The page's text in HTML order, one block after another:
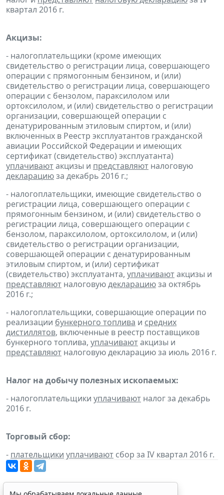
квартал 2016 г.
Акцизы:
- налогоплательщики (кроме имеющих
свидетельство о регистрации лица, совершающего
операции с прямогонным бензином, и (или)
свидетельство о регистрации лица, совершающего
операции с бензолом, параксилолом или
ортоксилолом, и (или) свидетельство о регистрации
организации, совершающей операции с
денатурированным этиловым спиртом, и (или)
включенных в Реестр эксплуатантов гражданской
авиации Российской Федерации и имеющих
сертификат (свидетельство) эксплуатанта)
уплачиваютакцизы и представляют налоговую
декларациюза декабрь 2016 г.;
- налогоплательщики, имеющие свидетельство о
регистрации лица, совершающего операции с
прямогонным бензином, и (или) свидетельство о
регистрации лица, совершающего операции с
бензолом, параксилолом, ортоксилолом, и (или)
свидетельство о регистрации организации,
совершающей операции с денатурированным
этиловым спиртом, и (или) сертификат
(свидетельство) эксплуатанта, уплачиваютакцизы и
представляют налоговуюдекларациюза октябрь
2016 г.;
- налогоплательщики, совершающие операции по
реализации бункерного топлива и средних
дистиллятов, включенные в реестр поставщиков
бункерного топлива, уплачиваютакцизы и
представляют налоговую декларацию за июль 2016 г.
Налог на добычу полезных ископаемых:
- налогоплательщики уплачивают налог за декабрь
2016 г.
Торговый сбор:
- плательщики уплачивают сбор за IV квартал 2016 г.